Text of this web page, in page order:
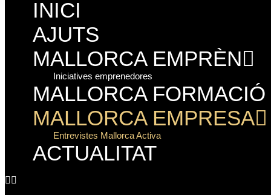
INICI
AJUTS
MALLORCA EMPRÈN
Iniciatives emprenedores
MALLORCA FORMACIÓ
MALLORCA EMPRESA
Entrevistes Mallorca Activa
ACTUALITAT